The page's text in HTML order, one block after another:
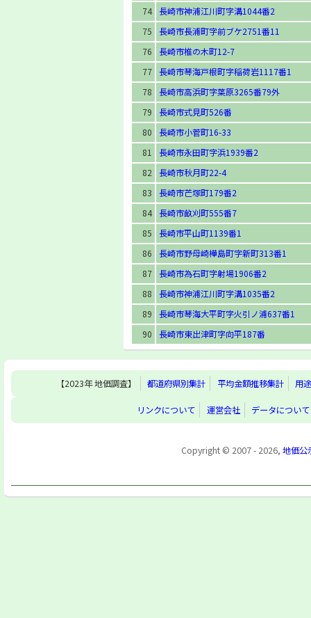
74
長崎市神浦江川町字溝1044番2
75
長崎市長浦町字前ブケ2751番11
76
長崎市椎の木町12-7
77
長崎市琴海戸根町字稲荷岩1117番1
78
長崎市高浜町字葉原3265番79外
79
長崎市式見町526番
80
長崎市小菅町16-33
81
長崎市永田町字浜1939番2
82
長崎市秋月町22-4
83
長崎市芒塚町179番2
84
長崎市畝刈町555番7
85
長崎市平山町1139番1
86
長崎市野母崎樺島町字新町313番1
87
長崎市為石町字射場1906番2
88
長崎市神浦江川町字溝1035番2
89
長崎市琴海大平町字火引ノ浦637番1
90
長崎市東出津町字向平187番
【2023年 地価調査】 都道府県別集計 平均金額推移集計 用
リンクについて 運営会社 データについて
Copyright © 2007 - 2026, 地価公